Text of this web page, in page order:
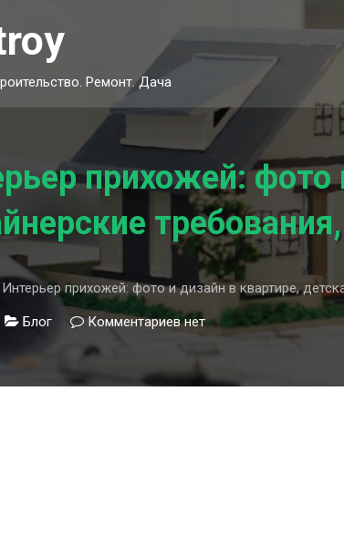
Ремонт. Дача
прихожей: фото
Интерьер прихожей: фото и дизайн в квартире,
Блог Комментариевк
записи
прихожей:
нет